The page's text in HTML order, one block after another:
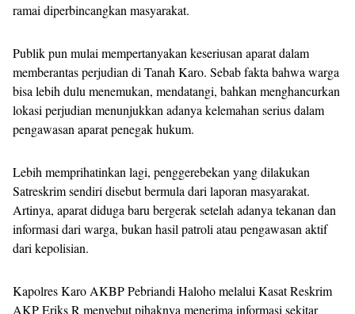
ramai diperbincangkan masyarakat.
Publik pun mulai mempertanyakan keseriusan aparat dalam
memberantas perjudian di Tanah Karo. Sebab fakta bahwa warga
bisa lebih dulu menemukan, mendatangi, bahkan menghancurkan
lokasi perjudian menunjukkan adanya kelemahan serius dalam
pengawasan aparat penegak hukum.
Lebih memprihatinkan lagi, penggerebekan yang dilakukan
Satreskrim sendiri disebut bermula dari laporan masyarakat.
Artinya, aparat diduga baru bergerak setelah adanya tekanan dan
informasi dari warga, bukan hasil patroli atau pengawasan aktif
dari kepolisian.
Kapolres Karo AKBP Pebriandi Haloho melalui Kasat Reskrim
AKP Eriks R menyebut pihaknya menerima informasi sekitar